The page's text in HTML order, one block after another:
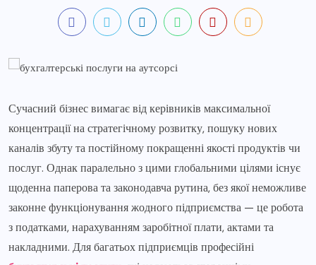
Сучасний бізнес вимагає від керівників максимальної
концентрації на стратегічному розвитку, пошуку нових
каналів збуту та постійному покращенні якості продуктів чи
послуг. Однак паралельно з цими глобальними цілями існує
щоденна паперова та законодавча рутина, без якої неможливе
законне функціонування жодного підприємства — це робота
з податками, нарахуванням заробітної плати, актами та
накладними. Для багатьох підприємців професійні